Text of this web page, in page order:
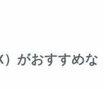
）がおすすめな